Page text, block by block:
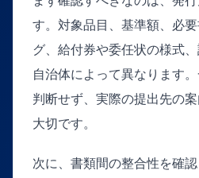
す。対象品目、基準額、必
グ、給付券や委任状の様式
自治体によって異なります
判断せず、実際の提出先の
大切です。
次に、書類間の整合性を確